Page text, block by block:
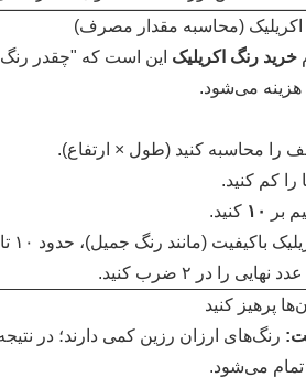
اکریلیک (محاسبه مقدار مصرف)
خرید رنگ اکریلیک این است که "چقدر رنگ
هزینه می‌شود.
را محاسبه کنید (طول × ارتفاع).
کم کنید.
بر
۱۰ کنید.
پرهیز کنید
رنگ‌های ارزان رزین کمی دارند؛ در
تمام می‌شود.